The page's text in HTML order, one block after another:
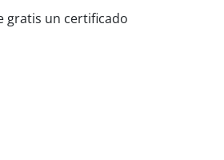
gratis un certificado